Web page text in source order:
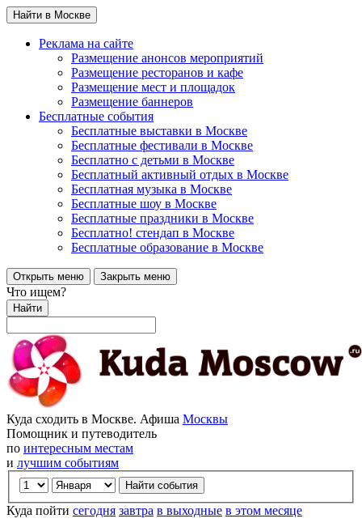
Найти в Москве
Реклама на сайте
Размещение анонсов мероприятий
Размещение ресторанов и кафе
Размещение мест и площадок
Размещение баннеров
Бесплатные события
Бесплатные выставки в Москве
Бесплатные фестивали в Москве
Бесплатно с детьми в Москве
Бесплатный активный отдых в Москве
Бесплатная музыка в Москве
Бесплатные шоу в Москве
Бесплатные праздники в Москве
Бесплатно! стендап в Москве
Бесплатные образование в Москве
Открыть меню Закрыть меню
Что ищем?
Найти
Куда сходить в Москве. Афиша Москвы
Помощник и путеводитель
по интересным местам
и лучшим событиям
Куда пойти сегодня завтра в выходные в этом месяце